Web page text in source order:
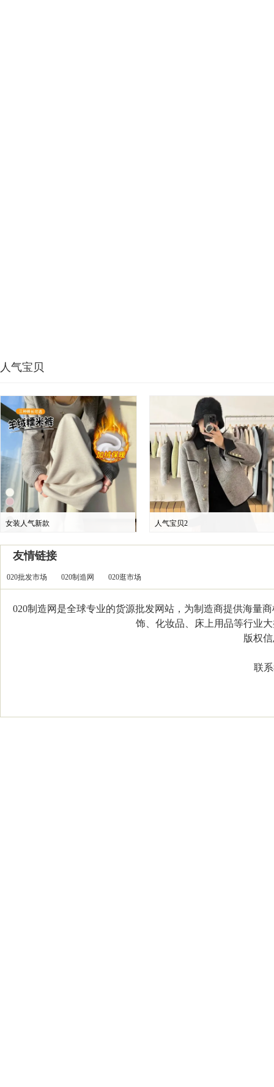
人气宝贝
女装人气新款 人气宝贝2
友情链接
020批发市场 020制造网 020逛市场
020制造网是全球专业的货源批发网站，为制造商提供海量
饰、化妆品、床上用品等行业
版权信
联